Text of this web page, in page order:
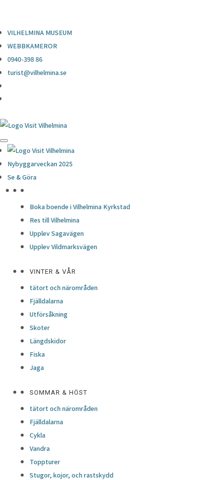
VILHELMINA MUSEUM
WEBBKAMEROR
0940-398 86
turist@vilhelmina.se
Nybyggarveckan 2025
Se & Göra
Boka boende i Vilhelmina Kyrkstad
Res till Vilhelmina
Upplev Sagavägen
Upplev Vildmarksvägen
VINTER & VÅR
tätort och närområden
Fjälldalarna
Utförsåkning
Skoter
Längdskidor
Fiska
Jaga
SOMMAR & HÖST
tätort och närområden
Fjälldalarna
Cykla
Vandra
Toppturer
Stugor, kojor, och rastskydd